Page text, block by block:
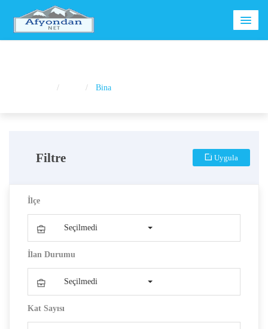
Bina
Filtre Uygula
İlçe
Seçilmedi
İlan Durumu
Seçilmedi
Kat Sayısı